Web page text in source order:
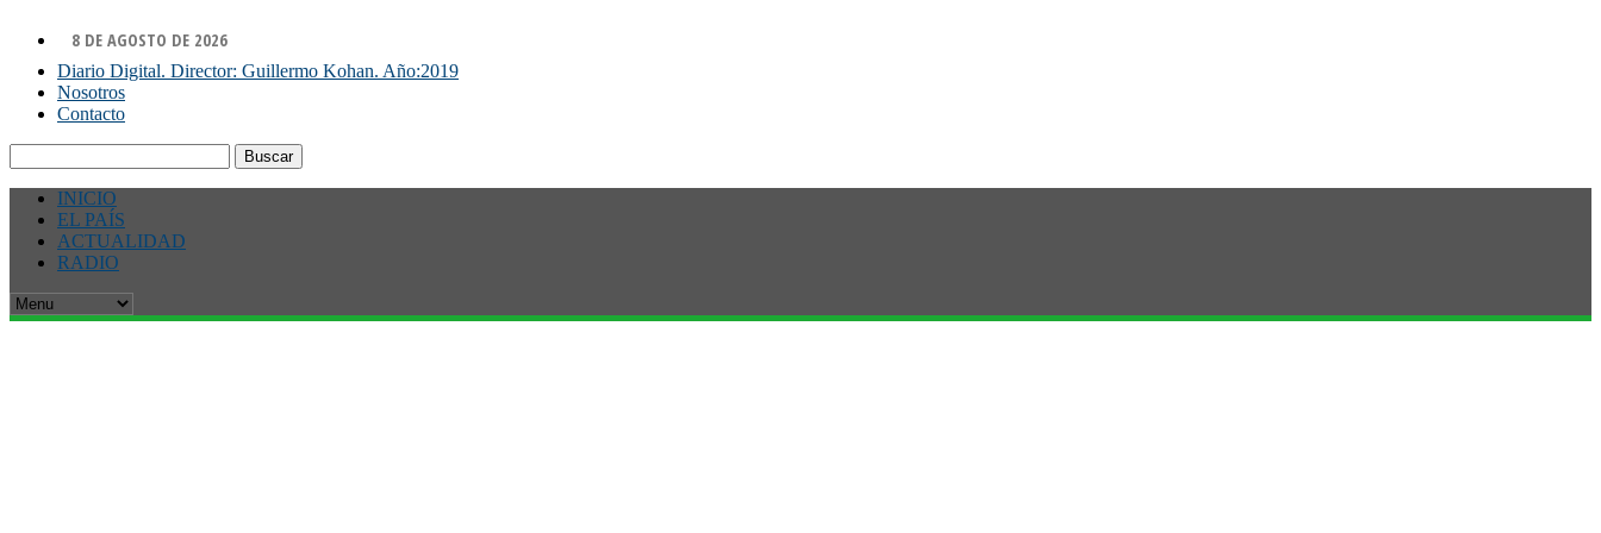
8 DE AGOSTO DE 2026
Diario Digital. Director: Guillermo Kohan. Año:2019
Nosotros
Contacto
INICIO
EL PAÍS
ACTUALIDAD
RADIO